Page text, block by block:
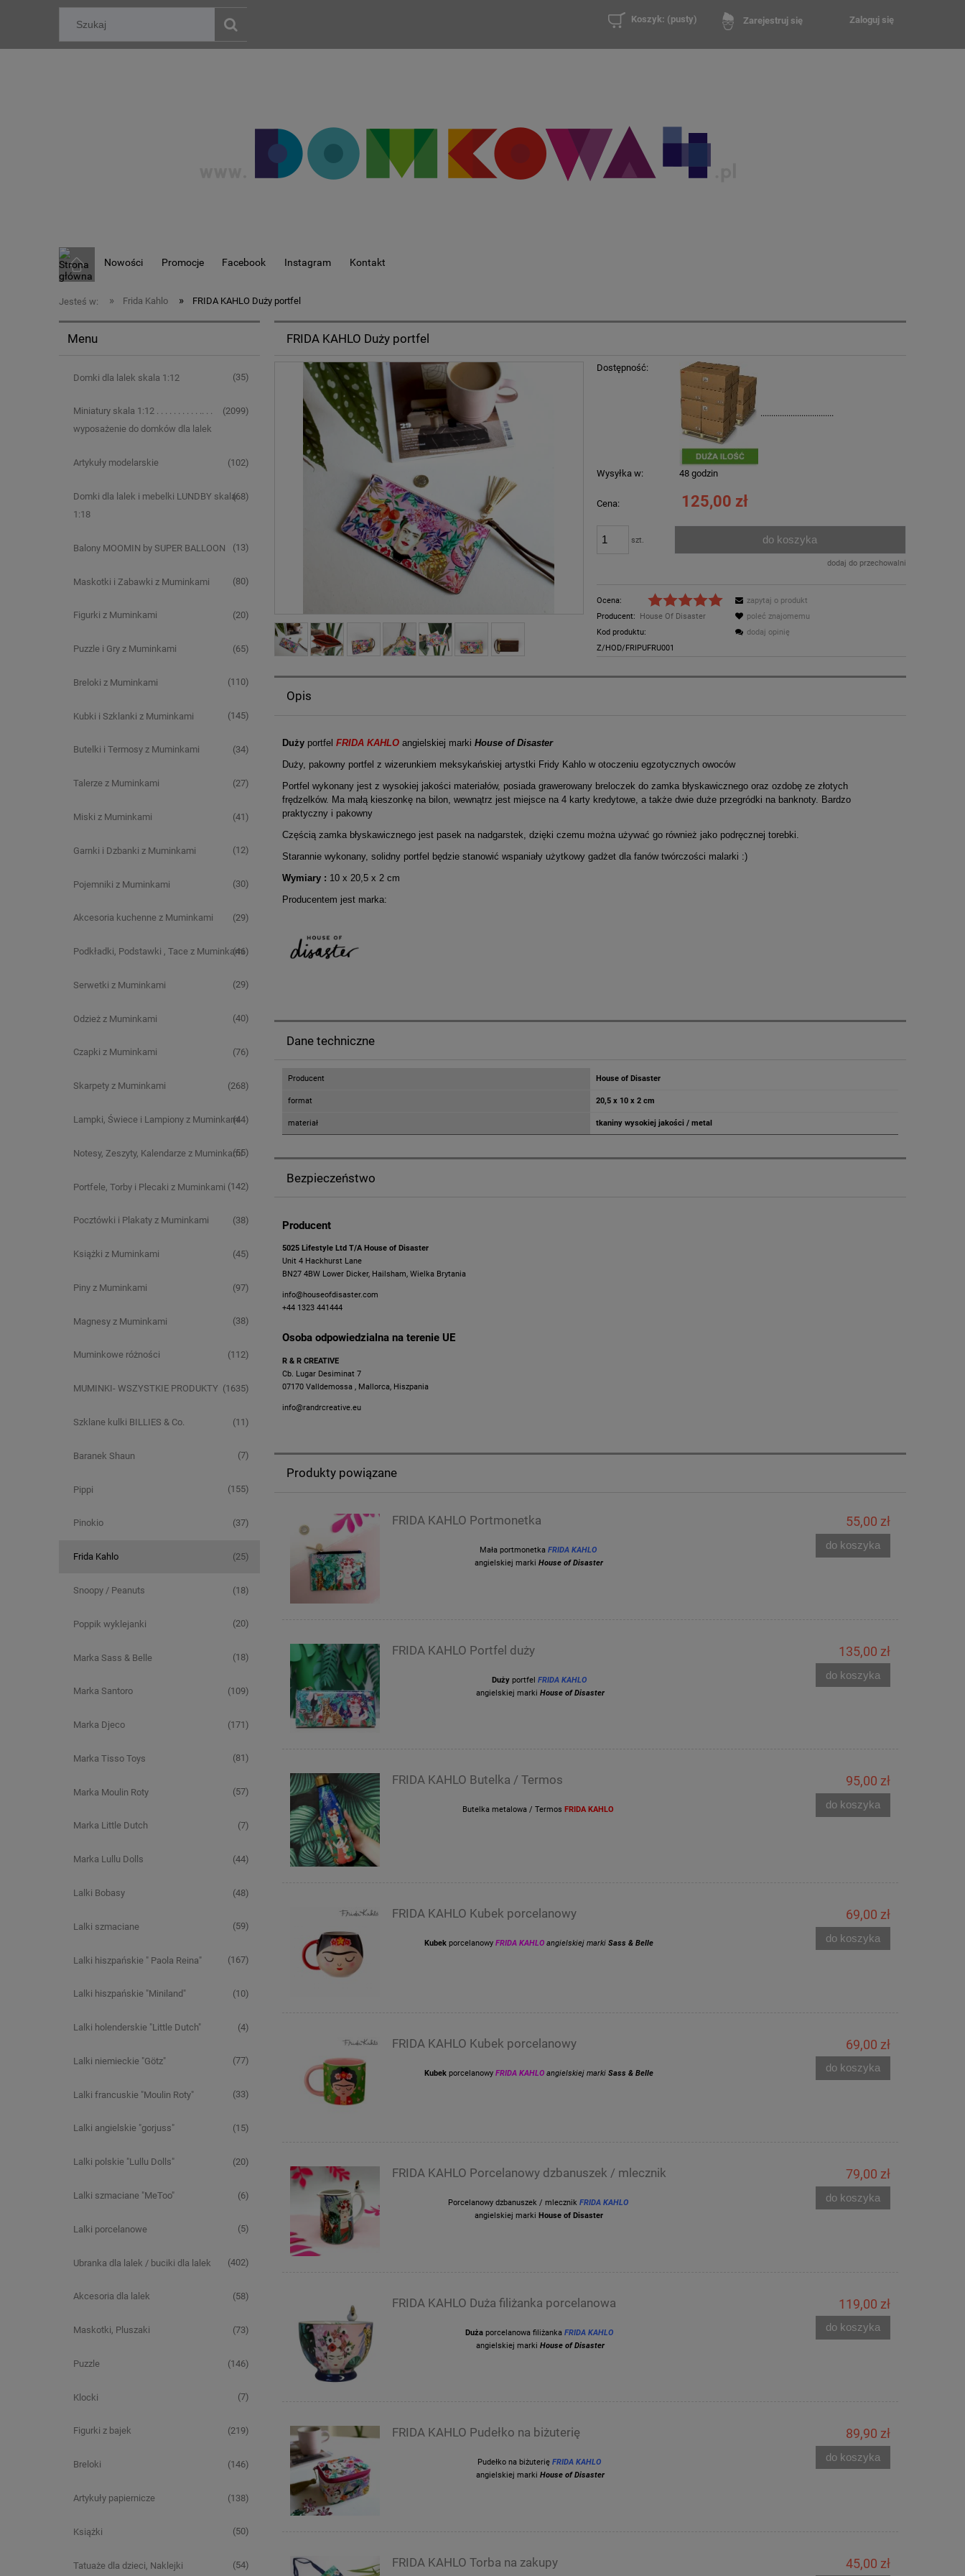
Zarejestruj się Zaloguj się
Koszyk: (pusty)
Nowości Promocje Facebook Instagram Kontakt
Jesteś w: » Frida Kahlo » FRIDA KAHLO Duży portfel
Menu
Domki dla lalek skala 1:12 (35)
Miniatury skala 1:12 . . . . . . . . . . .. . .
wyposażenie do domków dla lalek
(2099)
Artykuły modelarskie (102)
Domki dla lalek i mebelki LUNDBY skala
1:18
(68)
Balony MOOMIN by SUPER BALLOON (13)
Maskotki i Zabawki z Muminkami (80)
Figurki z Muminkami (20)
Puzzle i Gry z Muminkami (65)
Breloki z Muminkami (110)
Kubki i Szklanki z Muminkami (145)
Butelki i Termosy z Muminkami (34)
Talerze z Muminkami (27)
Miski z Muminkami (41)
Garnki i Dzbanki z Muminkami (12)
Pojemniki z Muminkami (30)
Akcesoria kuchenne z Muminkami (29)
Podkładki, Podstawki , Tace z Muminkami
(46)
Serwetki z Muminkami (29)
Odzież z Muminkami (40)
Czapki z Muminkami (76)
Skarpety z Muminkami (268)
Lampki, Świece i Lampiony z Muminkami(44)
Notesy, Zeszyty, Kalendarze z Muminkami(55)
Portfele, Torby i Plecaki z Muminkami (142)
Pocztówki i Plakaty z Muminkami (38)
Książki z Muminkami (45)
Piny z Muminkami (97)
Magnesy z Muminkami (38)
Muminkowe różności (112)
MUMINKI- WSZYSTKIE PRODUKTY (1635)
Szklane kulki BILLIES & Co. (11)
Baranek Shaun (7)
Pippi (155)
Pinokio (37)
Frida Kahlo (25)
Snoopy / Peanuts (18)
Poppik wyklejanki (20)
Marka Sass & Belle (18)
Marka Santoro (109)
Marka Djeco (171)
Marka Tisso Toys (81)
Marka Moulin Roty (57)
Marka Little Dutch (7)
Marka Lullu Dolls (44)
Lalki Bobasy (48)
Lalki szmaciane (59)
Lalki hiszpańskie " Paola Reina" (167)
Lalki hiszpańskie "Miniland" (10)
Lalki holenderskie "Little Dutch" (4)
Lalki niemieckie "Götz" (77)
Lalki francuskie "Moulin Roty" (33)
Lalki angielskie "gorjuss" (15)
Lalki polskie "Lullu Dolls" (20)
Lalki szmaciane "MeToo" (6)
Lalki porcelanowe (5)
Ubranka dla lalek / buciki dla lalek (402)
Akcesoria dla lalek (58)
Maskotki, Pluszaki (73)
Puzzle (146)
Klocki (7)
Figurki z bajek (219)
Breloki (146)
Artykuły papiernicze (138)
Książki (50)
Tatuaże dla dzieci, Naklejki (54)
FRIDA KAHLO Duży portfel
Dostępność:
..................................
Wysyłka w: 48 godzin
Cena: 125,00 zł
szt. do koszyka
dodaj do przechowalni
Ocena:
Producent:
House Of Disaster
Kod produktu:
Z/HOD/FRIPUFRU001
zapytaj o produkt
poleć znajomemu
dodaj opinię
Opis
Duży portfel FRIDA KAHLO angielskiej marki House of Disaster
Duży, pakowny portfel z wizerunkiem meksykańskiej artystki Fridy Kahlo w otoczeniu egzotycznych owoców
Portfel wykonany jest z wysokiej jakości materiałów, posiada grawerowany breloczek do zamka błyskawicznego oraz ozdobę ze złotych
frędzelków. Ma małą kieszonkę na bilon, wewnątrz jest miejsce na 4 karty kredytowe, a także dwie duże przegródki na banknoty. Bardzo
praktyczny i pakowny
Częścią zamka błyskawicznego jest pasek na nadgarstek, dzięki czemu można używać go również jako podręcznej torebki.
Starannie wykonany, solidny portfel będzie stanowić wspaniały użytkowy gadżet dla fanów twórczości malarki :)
Wymiary : 10 x 20,5 x 2 cm
Producentem jest marka:
Dane techniczne
Producent House of Disaster
format 20,5 x 10 x 2 cm
materiał tkaniny wysokiej jakości / metal
Bezpieczeństwo
Producent
5025 Lifestyle Ltd T/A House of Disaster
Unit 4 Hackhurst Lane
BN27 4BW Lower Dicker, Hailsham, Wielka Brytania
info@houseofdisaster.com
+44 1323 441444
Osoba odpowiedzialna na terenie UE
R & R CREATIVE
Cb. Lugar Desiminat 7
07170 Valldemossa , Mallorca, Hiszpania
info@randrcreative.eu
Produkty powiązane
FRIDA KAHLO Portmonetka
Mała portmonetka FRIDA KAHLO
angielskiej marki House of Disaster
55,00 zł
do koszyka
FRIDA KAHLO Portfel duży
Dużyportfel FRIDA KAHLO
angielskiej marki House of Disaster
135,00 zł
do koszyka
FRIDA KAHLO Butelka / Termos
Butelka metalowa / Termos FRIDA KAHLO
95,00 zł
do koszyka
FRIDA KAHLO Kubek porcelanowy
Kubek porcelanowyFRIDA KAHLO angielskiej marki Sass & Belle
69,00 zł
do koszyka
FRIDA KAHLO Kubek porcelanowy
Kubek porcelanowyFRIDA KAHLO angielskiej marki Sass & Belle
69,00 zł
do koszyka
FRIDA KAHLO Porcelanowy dzbanuszek / mlecznik
Porcelanowy dzbanuszek / mlecznik FRIDA KAHLO
angielskiej marki House of Disaster
79,00 zł
do koszyka
FRIDA KAHLO Duża filiżanka porcelanowa
Dużaporcelanowa filiżanka FRIDA KAHLO
angielskiej marki House of Disaster
119,00 zł
do koszyka
FRIDA KAHLO Pudełko na biżuterię
Pudełko na biżuterię FRIDA KAHLO
angielskiej marki House of Disaster
89,90 zł
do koszyka
FRIDA KAHLO Torba na zakupy 45,00 zł